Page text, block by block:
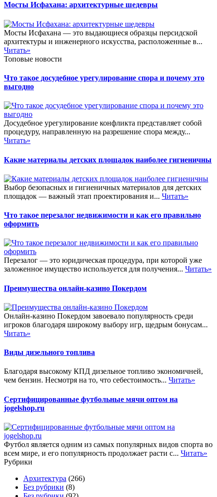
Мосты Исфахана: архитектурные шедевры
Мосты Исфахана — это выдающиеся образцы персидской
архитектуры и инженерного искусства, расположенные в...
Читать»
Топовые новости
Что такое досудебное урегулирование спора и почему это
выгодно
Досудебное урегулирование конфликта представляет собой
процедуру, направленную на разрешение спора между...
Читать»
Какие материалы детских площадок наиболее гигиеничны
Выбор безопасных и гигиеничных материалов для детских
площадок — важный этап проектирования и... Читать»
Что такое перезалог недвижимости и как его правильно
оформить
Перезалог — это юридическая процедура, при которой уже
заложенное имущество используется для получения... Читать»
Преимущества онлайн-казино Покердом
Онлайн-казино Покердом завоевало популярность среди
игроков благодаря широкому выбору игр, щедрым бонусам...
Читать»
Виды дизельного топлива
Благодаря высокому КПД дизельное топливо экономичней,
чем бензин. Несмотря на то, что себестоимость... Читать»
Сертифицированные футбольные мячи оптом на
jogelshop.ru
Футбол является одним из самых популярных видов спорта во
всем мире, и его популярность продолжает расти с... Читать»
Рубрики
Архитектура (266)
Без рубрики (8)